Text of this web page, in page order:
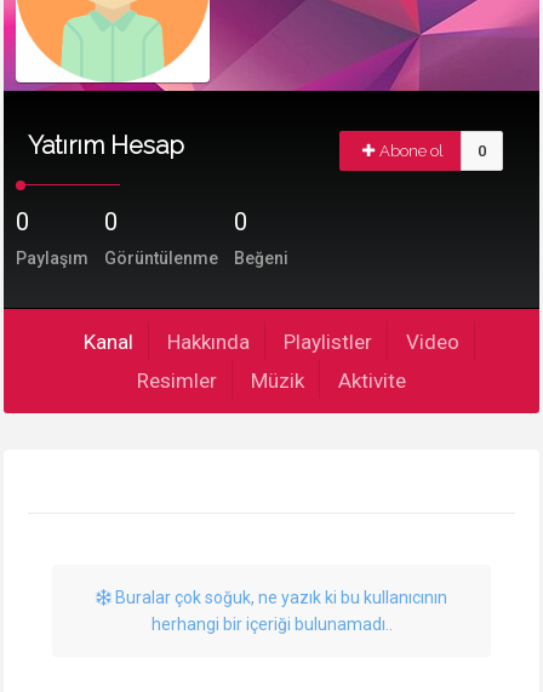
Yatırım Hesap Abone ol 0
0
Paylaşım
0
Görüntülenme
0
Beğeni
Kanal Hakkında Playlistler
Video
Resimler
Müzik Aktivite
Buralar çok soğuk, ne yazık ki bu kullanıcının
herhangi bir içeriği bulunamadı..